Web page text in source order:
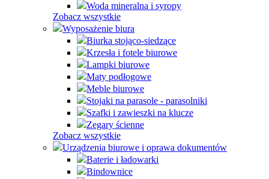
Woda mineralna i syropy
Zobacz wszystkie
Wyposażenie biura
Biurka stojąco-siedzące
Krzesła i fotele biurowe
Lampki biurowe
Maty podłogowe
Meble biurowe
Stojaki na parasole - parasolniki
Szafki i zawieszki na klucze
Zegary ścienne
Zobacz wszystkie
Urządzenia biurowe i oprawa dokumentów
Baterie i ładowarki
Bindownice